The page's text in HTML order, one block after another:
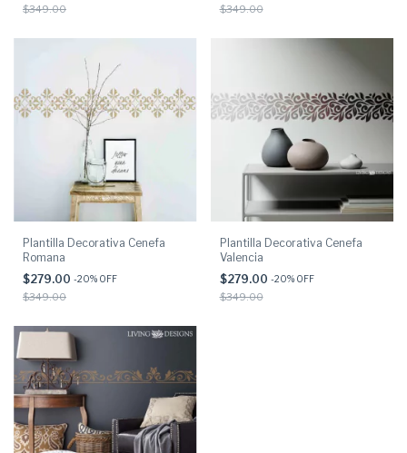
$349.00 $349.00
Plantilla Decorativa Cenefa
Romana
$279.00 -20% OFF
$349.00
Plantilla Decorativa Cenefa
Valencia
$279.00 -20% OFF
$349.00